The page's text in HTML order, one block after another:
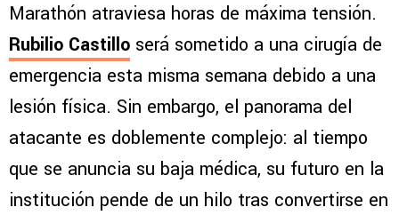
Marathón atraviesa horas de máxima tensión.
Rubilio Castillo será sometido a una cirugía de
emergencia esta misma semana debido a una
lesión física. Sin embargo, el panorama del
atacante es doblemente complejo: al tiempo
que se anuncia su baja médica, su futuro en la
institución pende de un hilo tras convertirse en